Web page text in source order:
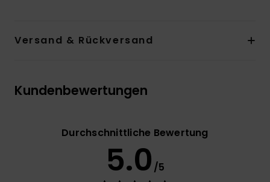
Versand & Rückversand
Kundenbewertungen
Durchschnittliche Bewertung
5.0 /5